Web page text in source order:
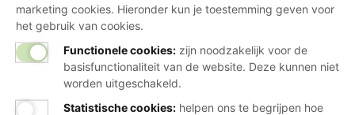
marketing cookies. Hieronder kun je toestemming geven voor
het gebruik van cookies.
Functionele cookies: zijn noodzakelijk voor de
basisfunctionaliteit van de website. Deze kunnen niet
worden uitgeschakeld.
Statistische cookies: helpen ons te begrijpen hoe